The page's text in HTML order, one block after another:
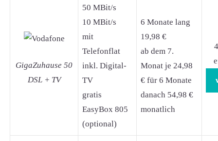
GigaZuhause 50
DSL + TV
50 MBit/s
10 MBit/s
mit
Telefonflat
inkl. Digital-
TV
gratis
EasyBox 805
(optional)
6 Monate lang
19,98 €
ab dem 7.
Monat je 24,98
€ für 6 Monate
danach 54,98 €
monatlich